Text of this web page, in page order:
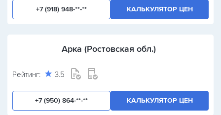
+7 (918) 948-**-** КАЛЬКУЛЯТОР ЦЕН
Арка (Ростовская обл.)
Рейтинг: 3.5
+7 (950) 864-**-** КАЛЬКУЛЯТОР ЦЕН